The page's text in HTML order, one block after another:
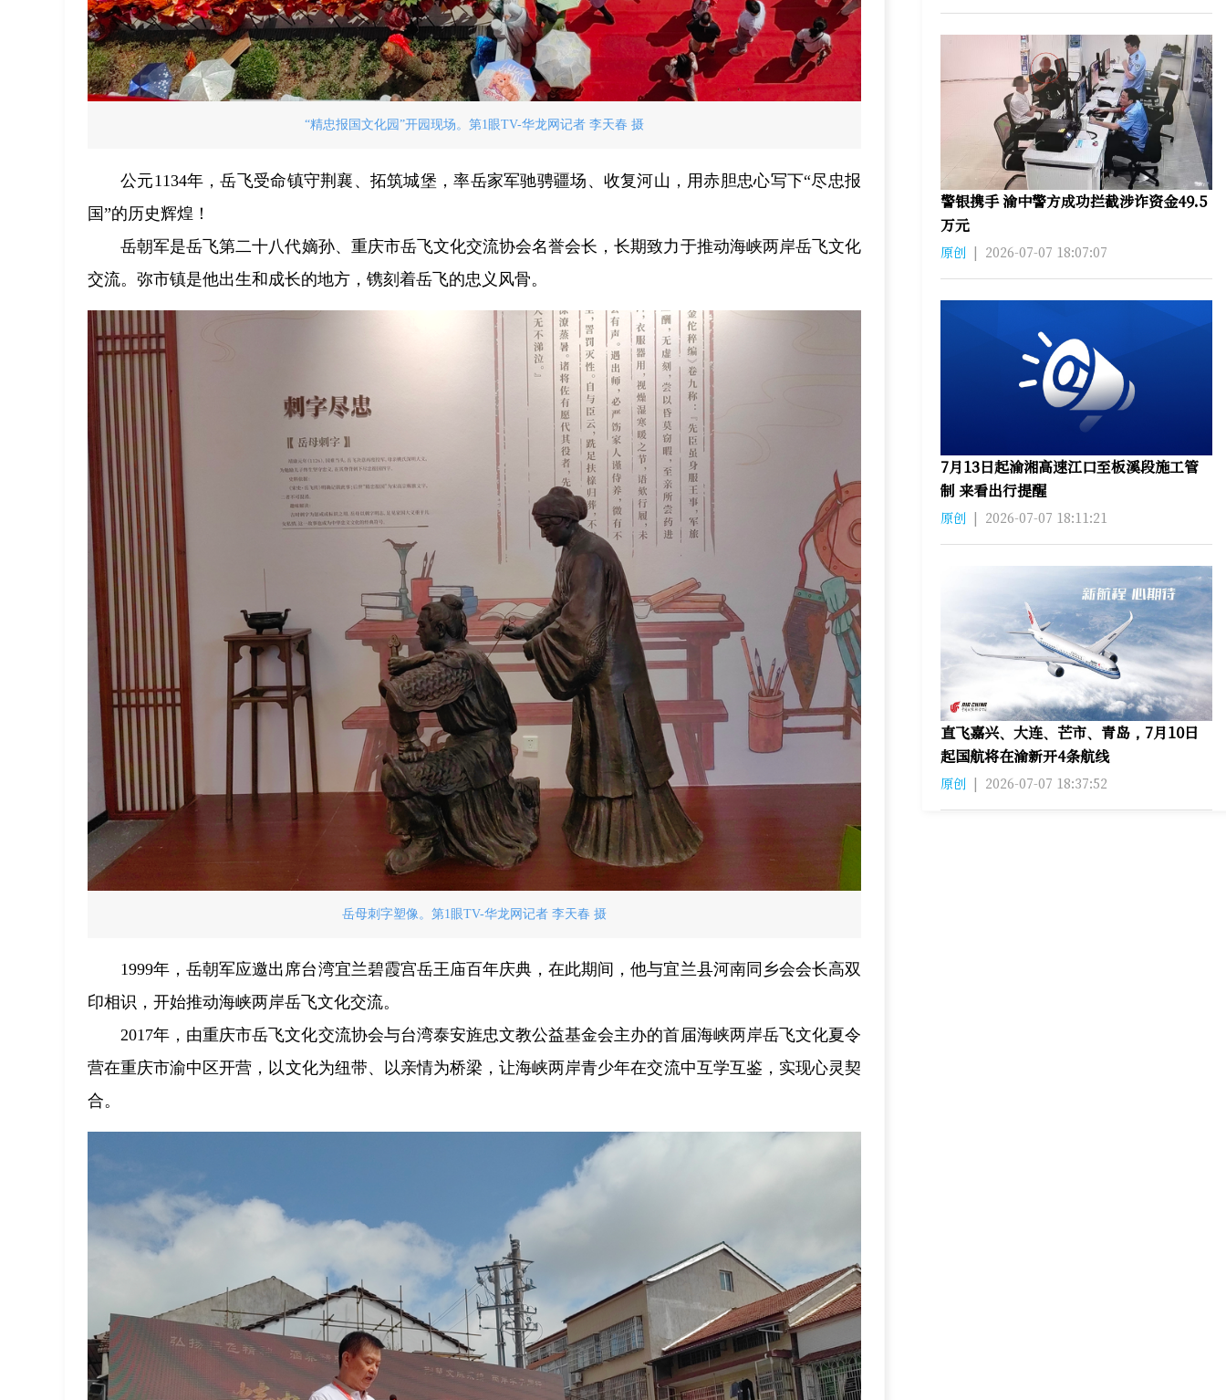
“精忠报国文化园”开园现场。第1眼TV-华龙网记者 李天春 摄
公元1134年，岳飞受命镇守荆襄、拓筑城堡，率岳家军驰骋疆场、收复河山，用赤胆忠心写下“尽忠报
国”的历史辉煌！
岳朝军是岳飞第二十八代嫡孙、重庆市岳飞文化交流协会名誉会长，长期致力于推动海峡两岸岳飞文化
交流。弥市镇是他出生和成长的地方，镌刻着岳飞的忠义风骨。
岳母刺字塑像。第1眼TV-华龙网记者 李天春 摄
1999年，岳朝军应邀出席台湾宜兰碧霞宫岳王庙百年庆典，在此期间，他与宜兰县河南同乡会会长高双
印相识，开始推动海峡两岸岳飞文化交流。
2017年，由重庆市岳飞文化交流协会与台湾泰安旌忠文教公益基金会主办的首届海峡两岸岳飞文化夏令
营在重庆市渝中区开营，以文化为纽带、以亲情为桥梁，让海峡两岸青少年在交流中互学互鉴，实现心灵契
合。
警银携手 渝中警方成功拦截涉诈资金49.5
万元
原创 | 2026-07-07 18:07:07
7月13日起渝湘高速江口至板溪段施工管
制 来看出行提醒
原创 | 2026-07-07 18:11:21
直飞嘉兴、大连、芒市、青岛‌，7月10日
起国航将在渝新开4条航线
原创 | 2026-07-07 18:37:52